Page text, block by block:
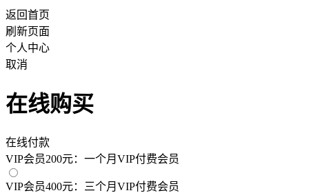
返回首页
刷新页面
个人中心
取消
在线购买
在线付款
VIP会员200元：一个月VIP付费会员
VIP会员400元：三个月VIP付费会员